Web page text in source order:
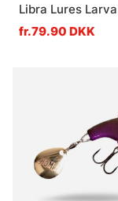
Libra Lures Larva
fr.79.90 DKK